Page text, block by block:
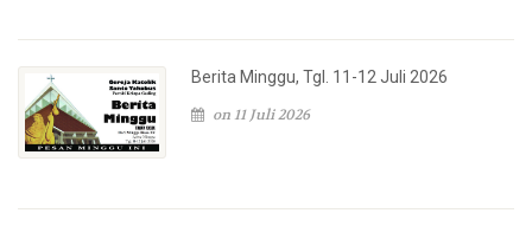
Berita Minggu, Tgl. 11-12 Juli 2026
on 11 Juli 2026